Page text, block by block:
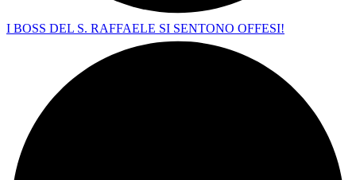
I BOSS DEL S. RAFFAELE SI SENTONO OFFESI!